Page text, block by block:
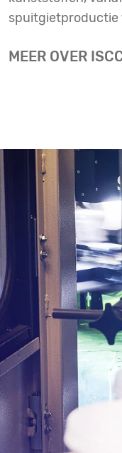
spuitgietproductie
MEER OVER